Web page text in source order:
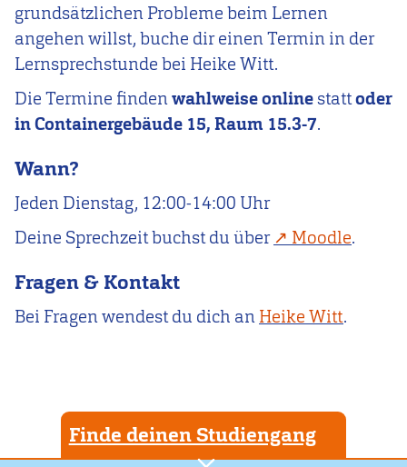
grundsätzlichen Probleme beim Lernen
angehen willst, buche dir einen Termin in der
Lernsprechstunde bei Heike Witt.
Die Termine findenwahlweise onlinestattoder
in Containergebäude 15, Raum 15.3-7.
Wann?
Jeden Dienstag, 12:00-14:00 Uhr
Deine Sprechzeit buchst du über
Moodle.
Fragen & Kontakt
Bei Fragen wendest du dich an Heike Witt.
Finde deinen Studiengang